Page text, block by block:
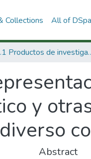
Collections All of
1.1
y
Abstract